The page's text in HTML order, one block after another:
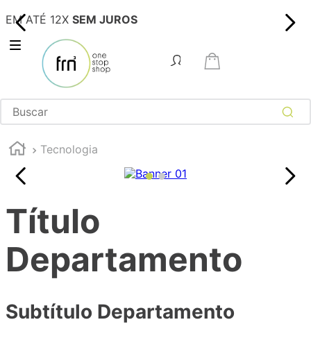
EM ATÉ 12X SEM JUROS
Tecnologia
Título
Departamento
Subtítulo Departamento